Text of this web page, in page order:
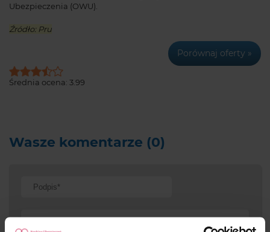
Ubezpieczenia (OWU).
Źródło: Pru
Porównaj oferty »
Średnia ocena: 3.99
Wasze komentarze (0)